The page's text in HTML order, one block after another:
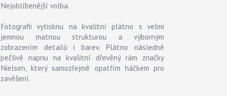
Nejoblíbenější volba.
Fotografii vytisknu na kvalitní plátno s velmi
jemnou matnou strukturou a výborným
zobrazením detailů i barev. Plátno následně
pečlivě napnu na kvalitní dřevěný rám značky
Nielsen, který samozřejmě opatřím háčkem pro
zavěšení.